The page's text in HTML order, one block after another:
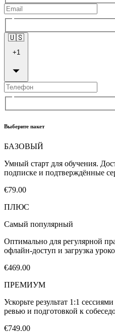
🇺🇸
+1
Выберите пакет
БАЗОВЫЙ
Умный старт для обучения.
подписке и подтверждённые
€79.00
ПЛЮС
Самый популярный
Оптимально для регулярной
офлайн-доступ и загрузка
€469.00
ПРЕМИУМ
Ускорьте результат 1:1
ревью и подготовкой к
€749.00